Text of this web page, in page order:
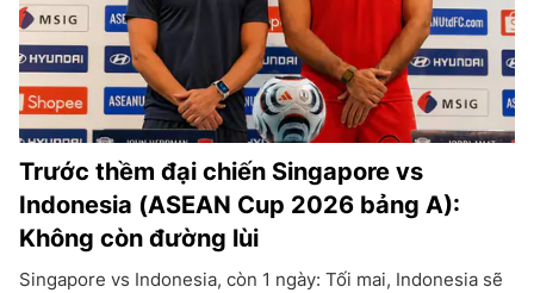
Trước thềm đại chiến Singapore vs
Indonesia (ASEAN Cup 2026 bảng A):
Không còn đường lùi
Singapore vs Indonesia, còn 1 ngày: Tối mai, Indonesia sẽ